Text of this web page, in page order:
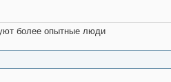
более опытные люди